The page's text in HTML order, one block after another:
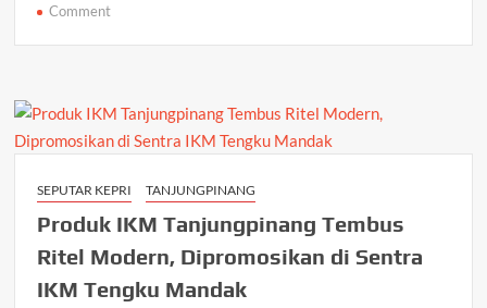
Commenton
Polemik
di
Jemaja:
Para
Tokoh
Dengarkan
SEPUTAR KEPRI TANJUNGPINANG
Produk IKM Tanjungpinang Tembus
Ritel Modern, Dipromosikan di Sentra
IKM Tengku Mandak